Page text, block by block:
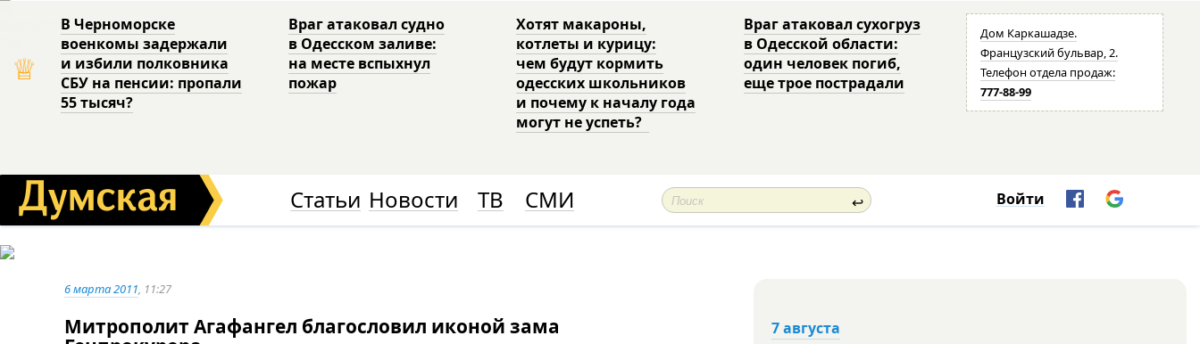
♕
В Черноморске
военкомы задержали
и избили полковника
СБУ на пенсии: пропали
55 тысяч?
Враг атаковал судно
в Одесском заливе:
на месте вспыхнул
пожар
Хотят макароны,
котлеты и курицу:
чем будут кормить
одесских школьников
и почему к началу года
могут не успеть?
Враг атаковал сухогруз
в Одесской области:
один человек погиб,
еще трое пострадали
Дом Каркашадзе.
Французский бульвар, 2.
Телефон отдела продаж:
777-88-99
Статьи Новости ТВ СМИ ↩ Войти
6 марта 2011, 11:27
Митрополит Агафангел благословил иконой зама 7 августа